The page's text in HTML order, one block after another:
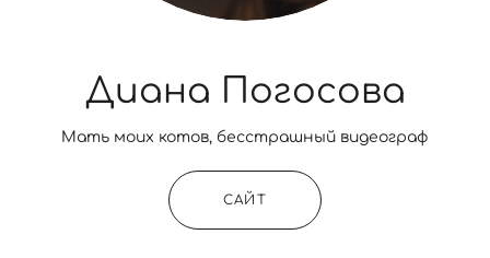
Диана Погосова
Мать моих котов, бесстрашный видеограф
САЙТ